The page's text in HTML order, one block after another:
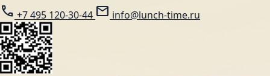
call +7 495 120-30-44 mail info@lunch-time.ru